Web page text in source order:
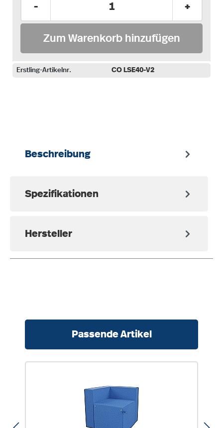
- +
Zum Warenkorb hinzufügen
Erstling-Artikelnr. CO LSE40-V2
Beschreibung
Spezifikationen
Hersteller
Passende Artikel